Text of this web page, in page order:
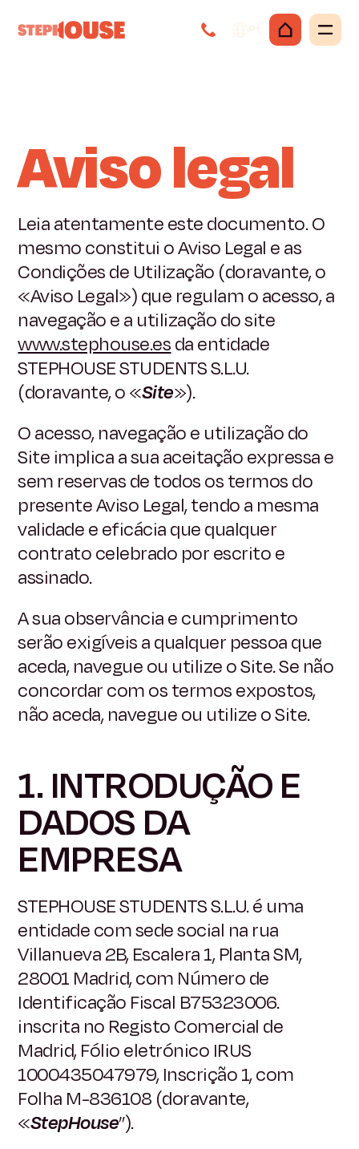
Pt
Aviso legal
Leia atentamente este documento. O
mesmo constitui o Aviso Legal e as
Condições de Utilização (doravante, o
«Aviso Legal») que regulam o acesso, a
navegação e a utilização do site
www.stephouse.esda entidade
STEPHOUSE STUDENTS S.L.U.
(doravante, o «Site»).
O acesso, navegação e utilização do
Site implica a sua aceitação expressa e
sem reservas de todos os termos do
presente Aviso Legal, tendo a mesma
validade e eficácia que qualquer
contrato celebrado por escrito e
assinado.
A sua observância e cumprimento
serão exigíveis a qualquer pessoa que
aceda, navegue ou utilize o Site. Se não
concordar com os termos expostos,
não aceda, navegue ou utilize o Site.
1. INTRODUÇÃO E
DADOS DA
EMPRESA
STEPHOUSE STUDENTS S.L.U. é uma
entidade com sede social na rua
Villanueva 2B, Escalera 1, Planta SM,
28001 Madrid, com Número de
Identificação Fiscal B75323006.
inscrita no Registo Comercial de
Madrid, Fólio eletrónico IRUS
1000435047979, Inscrição 1, com
Folha M-836108 (doravante,
«StepHouse”).